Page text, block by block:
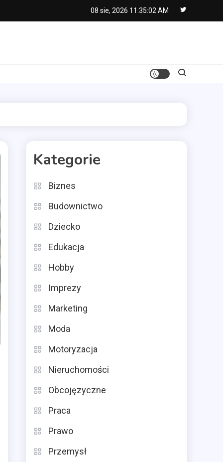
08 sie, 2026 11:35:03 AM
Kategorie
Biznes
Budownictwo
Dziecko
Edukacja
Hobby
Imprezy
Marketing
Moda
Motoryzacja
Nieruchomości
Obcojęzyczne
Praca
Prawo
Przemysł